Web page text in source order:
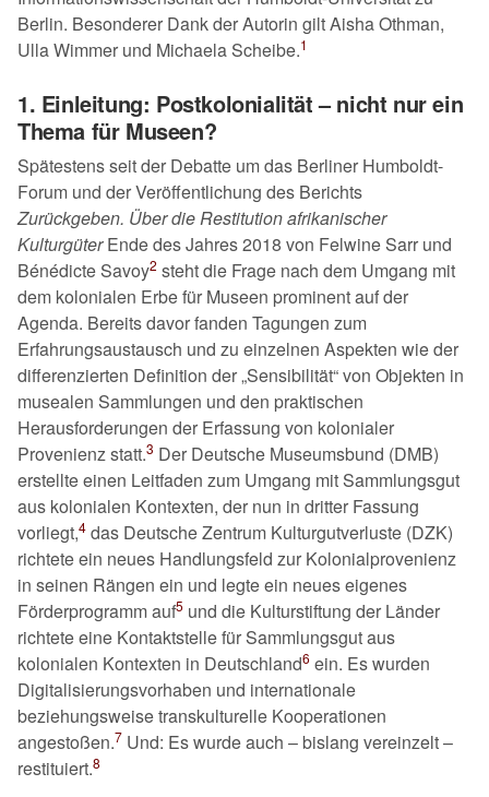
Berlin. Besonderer Dank der Autorin gilt Aisha Othman,
Ulla Wimmer und Michaela Scheibe.1
1. Einleitung: Postkolonialität – nicht nur ein
Thema für Museen?
Spätestens seit der Debatte um das Berliner Humboldt-
Forum und der Veröffentlichung des Berichts
Zurückgeben. Über die Restitution afrikanischer
KulturgüterEnde des Jahres 2018 von Felwine Sarr und
Bénédicte Savoy2 steht die Frage nach dem Umgang mit
dem kolonialen Erbe für Museen prominent auf der
Agenda. Bereits davor fanden Tagungen zum
Erfahrungsaustausch und zu einzelnen Aspekten wie der
differenzierten Definition der Sensibilität von Objekten in
musealen Sammlungen und den praktischen
Herausforderungen der Erfassung von kolonialer
Provenienz statt.3 Der Deutsche Museumsbund (DMB)
erstellte einen Leitfaden zum Umgang mit Sammlungsgut
aus kolonialen Kontexten, der nun in dritter Fassung
vorliegt,4 das Deutsche Zentrum Kulturgutverluste (DZK)
richtete ein neues Handlungsfeld zur Kolonialprovenienz
in seinen Rängen ein und legte ein neues eigenes
Förderprogramm auf5 und die Kulturstiftung der Länder
richtete eine Kontaktstelle für Sammlungsgut aus
kolonialen Kontexten in Deutschland6 ein. Es wurden
Digitalisierungsvorhaben und internationale
beziehungsweise transkulturelle Kooperationen
angestoßen.7 Und: Es wurde auch – bislang vereinzelt –
restituiert.8